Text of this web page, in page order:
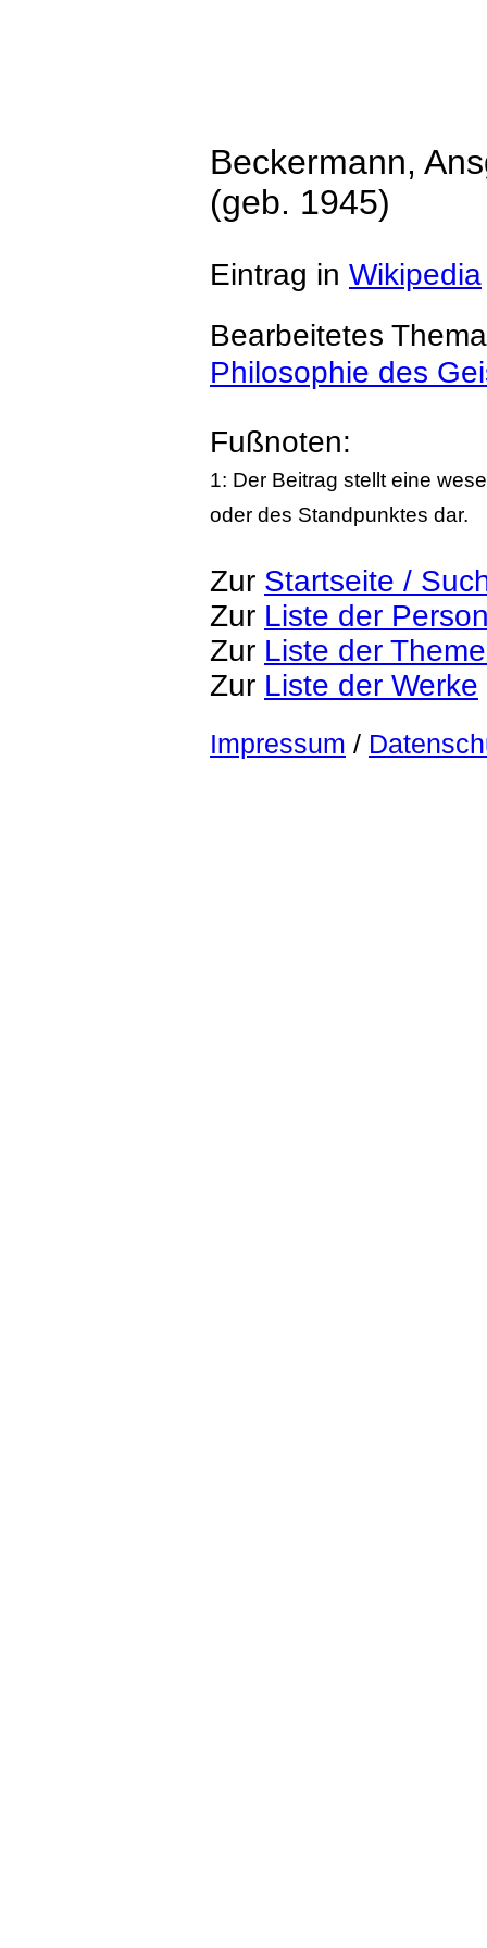
Beckermann,
(geb. 1945)
Eintrag in Wikipedia
Bearbeitetes
Philosophie des
Fußnoten:
1: Der Beitrag stellt eine
oder des Standpunktes dar.
Zur Startseite /
Zur Liste der
Zur Liste der
Zur Liste der Werke
Impressum /